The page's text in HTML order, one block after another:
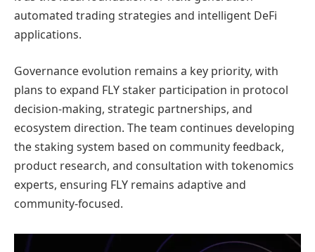
automated trading strategies and intelligent DeFi
applications.
Governance evolution remains a key priority, with
plans to expand FLY staker participation in protocol
decision-making, strategic partnerships, and
ecosystem direction. The team continues developing
the staking system based on community feedback,
product research, and consultation with tokenomics
experts, ensuring FLY remains adaptive and
community-focused.